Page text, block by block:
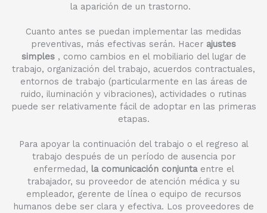
la aparición de un trastorno.
Cuanto antes se puedan implementar las medidas
preventivas, más efectivas serán. Hacer ajustes
simples, como cambios en el mobiliario del lugar de
trabajo, organización del trabajo, acuerdos contractuales,
entornos de trabajo (particularmente en las áreas de
ruido, iluminación y vibraciones), actividades o rutinas
puede ser relativamente fácil de adoptar en las primeras
etapas.
Para apoyar la continuación del trabajo o el regreso al
trabajo después de un período de ausencia por
enfermedad, la comunicación conjuntaentre el
trabajador, su proveedor de atención médica y su
empleador, gerente de línea o equipo de recursos
humanos debe ser clara y efectiva. Los proveedores de